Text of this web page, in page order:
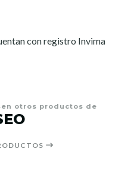
con registro Invima
otros productos de